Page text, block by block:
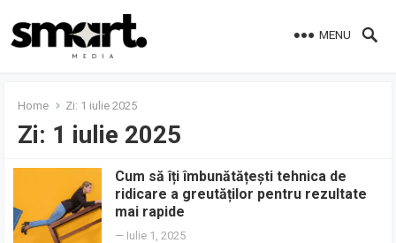
MENU
Home Zi: 1 iulie 2025
Zi: 1 iulie 2025
Cum să îți îmbunătățești tehnica de
ridicare a greutăților pentru rezultate
mai rapide
— Iulie 1, 2025